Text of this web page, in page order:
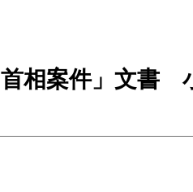
相案件」文書